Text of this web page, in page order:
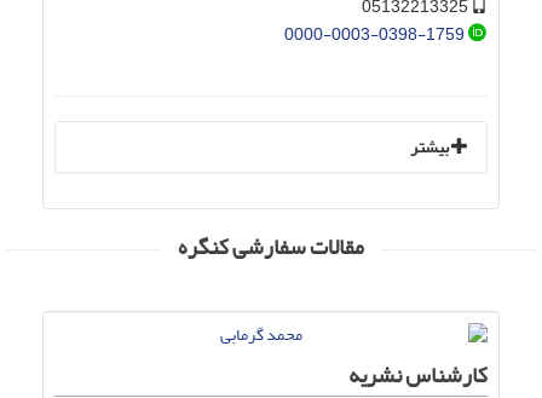
0000-0003-0398-1759
بیشتر
مقالات سفارشی کنگره
کارشناس نشریه